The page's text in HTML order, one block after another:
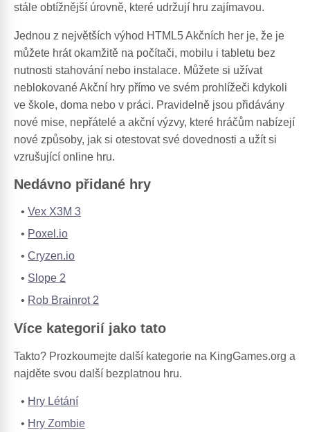
stále obtížnější úrovně, které udržují hru zajímavou.
Jednou z největších výhod HTML5 Akčních her je, že je
můžete hrát okamžitě na počítači, mobilu i tabletu bez
nutnosti stahování nebo instalace. Můžete si užívat
neblokované Akční hry přímo ve svém prohlížeči kdykoli
ve škole, doma nebo v práci. Pravidelně jsou přidávány
nové mise, nepřátelé a akční výzvy, které hráčům nabízejí
nové způsoby, jak si otestovat své dovednosti a užít si
vzrušující online hru.
Nedávno přidané hry
Vex X3M 3
Poxel.io
Cryzen.io
Slope 2
Rob Brainrot 2
Více kategorií jako tato
Takto? Prozkoumejte další kategorie na KingGames.org a
najděte svou další bezplatnou hru.
Hry Létání
Hry Zombie